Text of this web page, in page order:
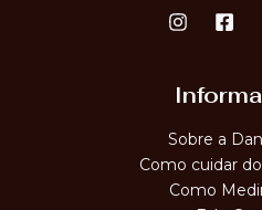
Sobre a
Como cuidar
Como